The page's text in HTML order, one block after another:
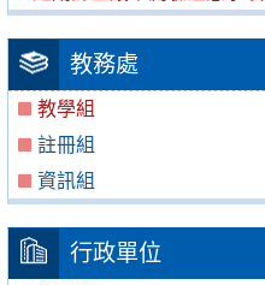
教務處
教學組
註冊組
資訊組
行政單位